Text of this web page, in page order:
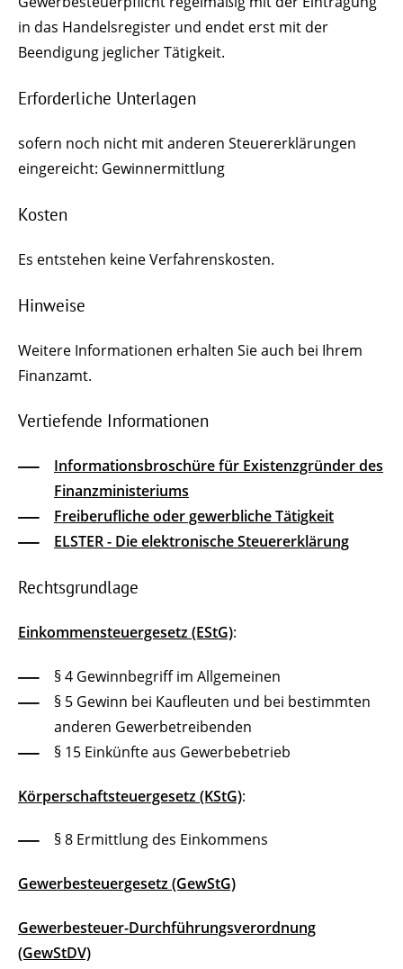
in das Handelsregister und endet erst mit der
Beendigung jeglicher Tätigkeit.
Erforderliche Unterlagen
sofern noch nicht mit anderen Steuererklärungen
eingereicht: Gewinnermittlung
Kosten
Es entstehen keine Verfahrenskosten.
Hinweise
Weitere Informationen erhalten Sie auch bei Ihrem
Finanzamt.
Vertiefende Informationen
Informationsbroschüre für Existenzgründer des
Finanzministeriums
Freiberufliche oder gewerbliche Tätigkeit
ELSTER - Die elektronische Steuererklärung
Rechtsgrundlage
Einkommensteuergesetz (EStG):
§ 4 Gewinnbegriff im Allgemeinen
§ 5 Gewinn bei Kaufleuten und bei bestimmten
anderen Gewerbetreibenden
§ 15 Einkünfte aus Gewerbebetrieb
Körperschaftsteuergesetz (KStG):
§ 8 Ermittlung des Einkommens
Gewerbesteuergesetz (GewStG)
Gewerbesteuer-Durchführungsverordnung
(GewStDV)